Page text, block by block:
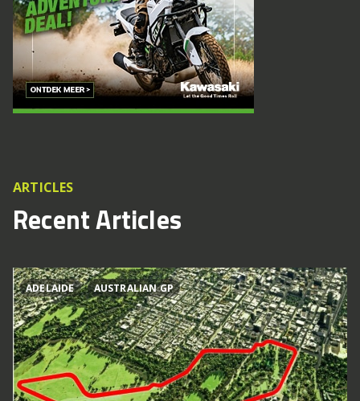
ARTICLES
Recent Articles
ADELAIDE AUSTRALIAN GP